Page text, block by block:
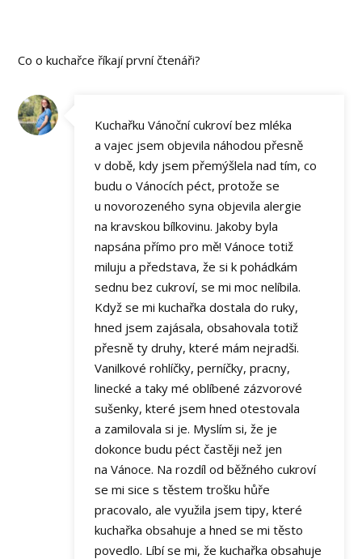
Co o kuchařce říkají první čtenáři?
Kuchařku Vánoční cukroví bez mléka
a vajec jsem objevila náhodou přesně
v době, kdy jsem přemýšlela nad tím, co
budu o Vánocích péct, protože se
u novorozeného syna objevila alergie
na kravskou bílkovinu. Jakoby byla
napsána přímo pro mě! Vánoce totiž
miluju a představa, že si k pohádkám
sednu bez cukroví, se mi moc nelíbila.
Když se mi kuchařka dostala do ruky,
hned jsem zajásala, obsahovala totiž
přesně ty druhy, které mám nejradši.
Vanilkové rohlíčky, perníčky, pracny,
linecké a taky mé oblíbené zázvorové
sušenky, které jsem hned otestovala
a zamilovala si je. Myslím si, že je
dokonce budu péct častěji než jen
na Vánoce. Na rozdíl od běžného cukroví
se mi sice s těstem trošku hůře
pracovalo, ale využila jsem tipy, které
kuchařka obsahuje a hned se mi těsto
povedlo. Líbí se mi, že kuchařka obsahuje